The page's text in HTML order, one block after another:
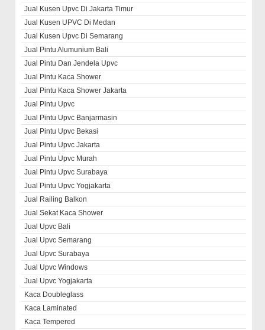
Jual Kusen Upvc Di Jakarta Timur
Jual Kusen UPVC Di Medan
Jual Kusen Upvc Di Semarang
Jual Pintu Alumunium Bali
Jual Pintu Dan Jendela Upvc
Jual Pintu Kaca Shower
Jual Pintu Kaca Shower Jakarta
Jual Pintu Upvc
Jual Pintu Upvc Banjarmasin
Jual Pintu Upvc Bekasi
Jual Pintu Upvc Jakarta
Jual Pintu Upvc Murah
Jual Pintu Upvc Surabaya
Jual Pintu Upvc Yogjakarta
Jual Railing Balkon
Jual Sekat Kaca Shower
Jual Upvc Bali
Jual Upvc Semarang
Jual Upvc Surabaya
Jual Upvc Windows
Jual Upvc Yogjakarta
Kaca Doubleglass
Kaca Laminated
Kaca Tempered